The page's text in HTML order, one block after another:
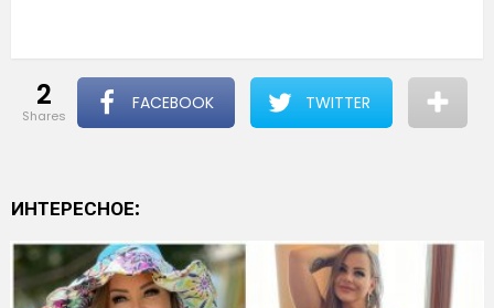
2
shares
FACEBOOK TWITTER
ИНТЕРЕСНОЕ: